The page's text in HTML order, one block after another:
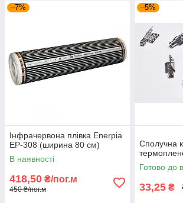
–7%
Інфрачервона плівка Enerpia
EP-308 (ширина 80 см)
В наявності
418,50 ₴/пог.м
450 ₴/пог.м
–5%
Сполучна
Готово до
33,25 ₴